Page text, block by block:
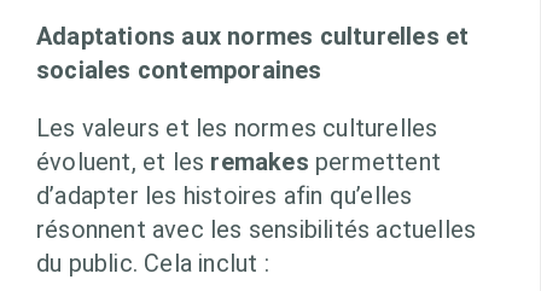
Adaptations aux normes culturelles et
sociales contemporaines
Les valeurs et les normes culturelles
évoluent, et les remakes permettent
d’adapter les histoires afin qu’elles
résonnent avec les sensibilités actuelles
du public. Cela inclut :